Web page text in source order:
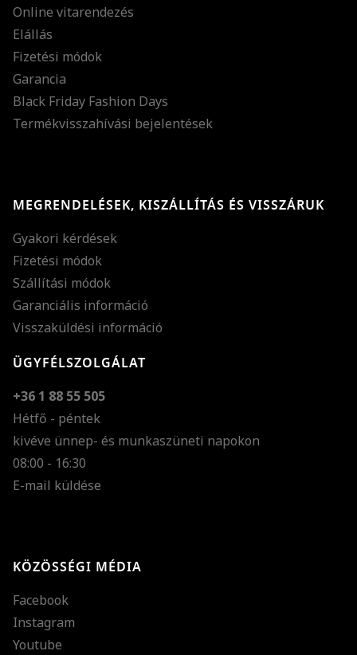
Online vitarendezés
Elállás
Fizetési módok
Garancia
Black Friday Fashion Days
Termékvisszahívási bejelentések
MEGRENDELÉSEK, KISZÁLLÍTÁS ÉS VISSZÁRUK
Gyakori kérdések
Fizetési módok
Szállítási módok
Garanciális információ
Visszaküldési információ
ÜGYFÉLSZOLGÁLAT
+36 1 88 55 505
Hétfő - péntek
kivéve ünnep- és munkaszüneti napokon
08:00 - 16:30
E-mail küldése
KÖZÖSSÉGI MÉDIA
Facebook
Instagram
Youtube